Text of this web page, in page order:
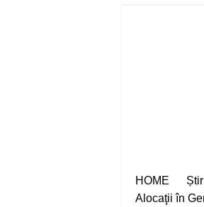
HOME
Alocaţii în